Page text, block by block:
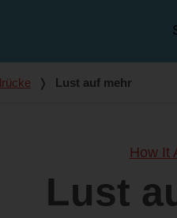
❭ Lust auf mehr
How It
Lust